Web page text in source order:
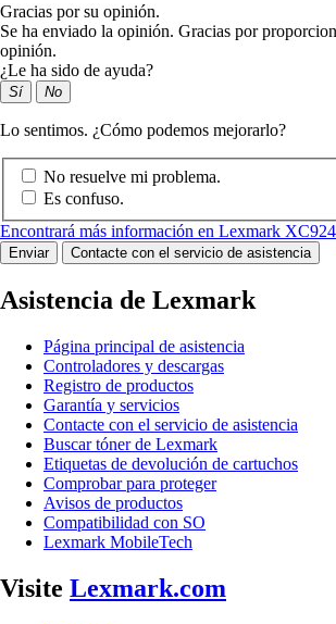
Gracias por su opinión.
Se ha enviado la opinión. Gracias por
opinión.
¿Le ha sido de ayuda?
Sí No
Lo sentimos. ¿Cómo podemos mejorarlo?
No resuelve mi problema.
Es confuso.
Encontrará más información en Lexmark
Enviar Contacte con el servicio de asistencia
Asistencia de Lexmark
Página principal de asistencia
Controladores y descargas
Registro de productos
Garantía y servicios
Contacte con el servicio de asistencia
Buscar tóner de Lexmark
Etiquetas de devolución de cartuchos
Comprobar para proteger
Avisos de productos
Compatibilidad con SO
Lexmark MobileTech
Visite Lexmark.com